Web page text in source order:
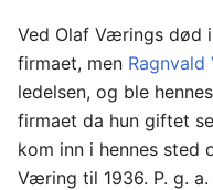
Ved Olaf Værings død
firmaet, men
ledelsen, og ble
firmaet da hun giftet
kom inn i hennes sted
Væring til 1936. P. g.